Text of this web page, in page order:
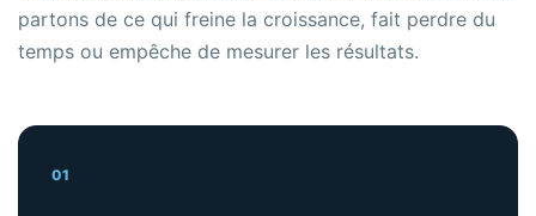
partons de ce qui freine la croissance, fait perdre du
temps ou empêche de mesurer les résultats.
01